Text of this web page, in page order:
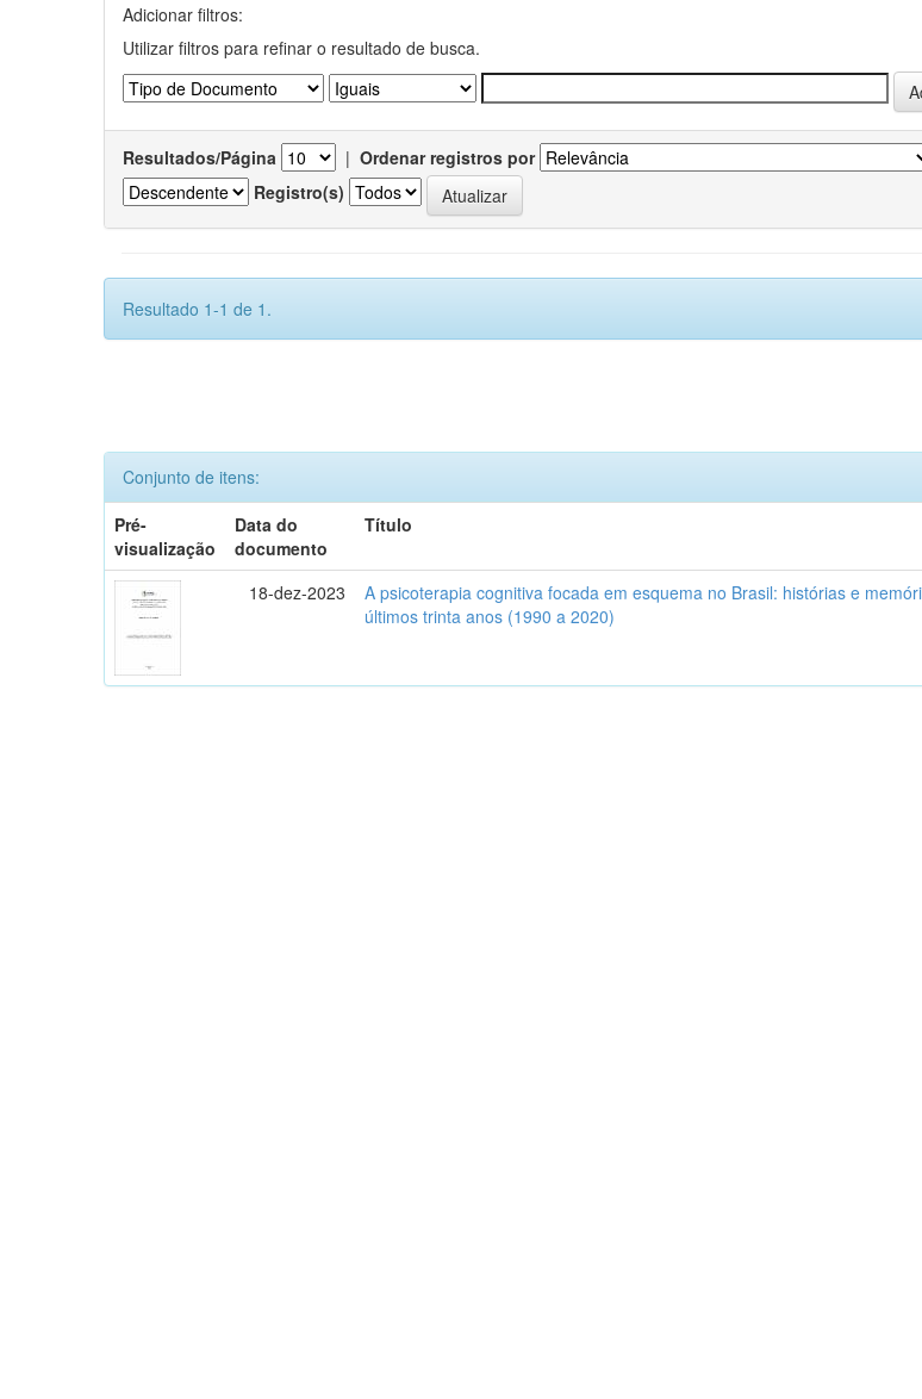
Adicionar filtros:
Utilizar filtros para refinar o resultado de busca.
Resultados/Página | Ordenar registros por
Registro(s)
Resultado 1-1 de 1.
Conjunto de itens:
Pré-
visualização
Data do
documento
Título
18-dez-2023
A psicoterapia cognitiva focada em esquema no Brasil: histórias e
últimos trinta anos (1990 a 2020)